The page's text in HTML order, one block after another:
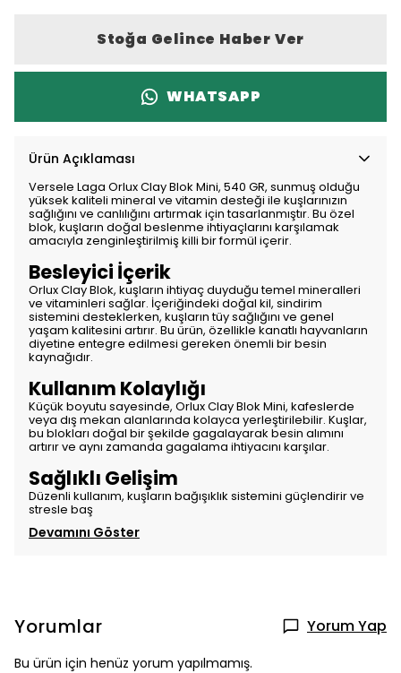
Stoğa Gelince Haber Ver
WHATSAPP
Ürün Açıklaması
Versele Laga Orlux Clay Blok Mini, 540 GR, sunmuş olduğu
yüksek kaliteli mineral ve vitamin desteği ile kuşlarınızın
sağlığını ve canlılığını artırmak için tasarlanmıştır. Bu özel
blok, kuşların doğal beslenme ihtiyaçlarını karşılamak
amacıyla zenginleştirilmiş killi bir formül içerir.
Besleyici İçerik
Orlux Clay Blok, kuşların ihtiyaç duyduğu temel mineralleri
ve vitaminleri sağlar. İçeriğindeki doğal kil, sindirim
sistemini desteklerken, kuşların tüy sağlığını ve genel
yaşam kalitesini artırır. Bu ürün, özellikle kanatlı hayvanların
diyetine entegre edilmesi gereken önemli bir besin
kaynağıdır.
Kullanım Kolaylığı
Küçük boyutu sayesinde, Orlux Clay Blok Mini, kafeslerde
veya dış mekan alanlarında kolayca yerleştirilebilir. Kuşlar,
bu blokları doğal bir şekilde gagalayarak besin alımını
artırır ve aynı zamanda gagalama ihtiyacını karşılar.
Sağlıklı Gelişim
Düzenli kullanım, kuşların bağışıklık sistemini güçlendirir ve
stresle baş
Devamını Göster
Yorumlar Yorum Yap
Bu ürün için henüz yorum yapılmamış.